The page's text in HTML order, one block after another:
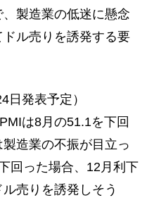
製造業の低迷に懸念
ル売りを誘発する要
日発表予定）
は8月の51.1を下回
造業の不振が目立っ
回った場合、12月利下
売りを誘発しそう